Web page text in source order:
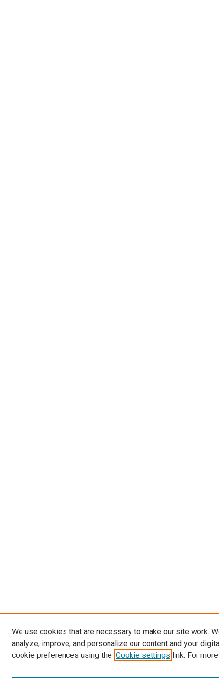
We use cookies that are necessary to make our site work.
analyze, improve, and personalize our content and your
cookie preferences using the Cookie settings link. For